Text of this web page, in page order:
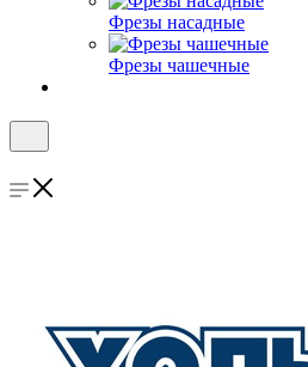
Фрезы насадные
Фрезы чашечные